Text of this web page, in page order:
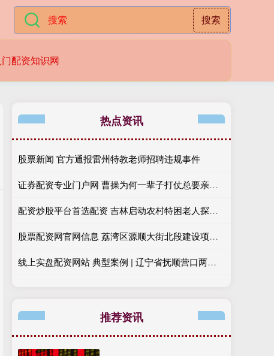
搜索
配资知识网
热点资讯
股票新闻 官方通报雷州特教老师招聘违规事件
证券配资专业门户网 曹操为何一辈子打仗总要亲征？
配资炒股平台首选配资 吉林启动农村特困老人探访关爱提升行动
股票配资网官网信息 荔湾区源顺大街北段建设项目圆满收官，打通居民出行的“安全通道”！
线上实盘配资网站 典型案例 | 辽宁省抚顺营口两市大气污染防治工作推进不力
推荐资讯